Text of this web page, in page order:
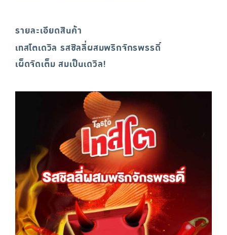
รายละเอียดสินค้า
เทสโตเดวิล รสชิลลี่ผสมพริกจักรพรรดิ์
เผ็ดจัดเต็ม สมเป็นเดวิล!